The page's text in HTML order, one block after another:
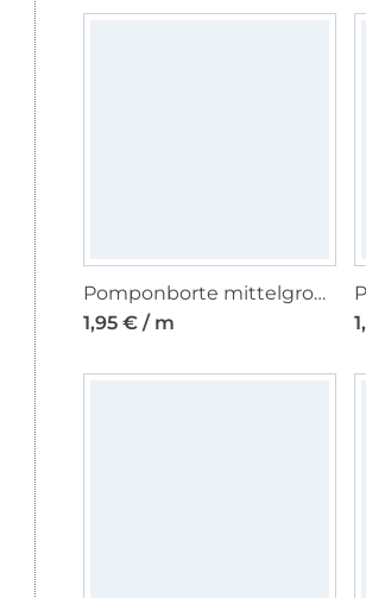
Pomponborte mittelgroß, 20 mm, weiss
1,95 € / m